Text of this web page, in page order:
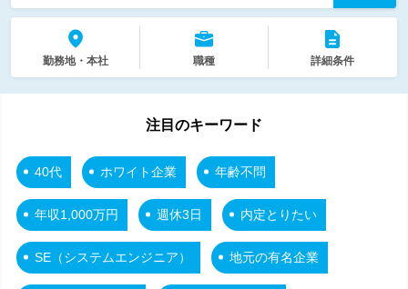
勤務地・本社 職種 詳細条件
注目のキーワード
40代 ホワイト企業 年齢不問
年収1,000万円 週休3日 内定とりたい
SE（システムエンジニア） 地元の有名企業